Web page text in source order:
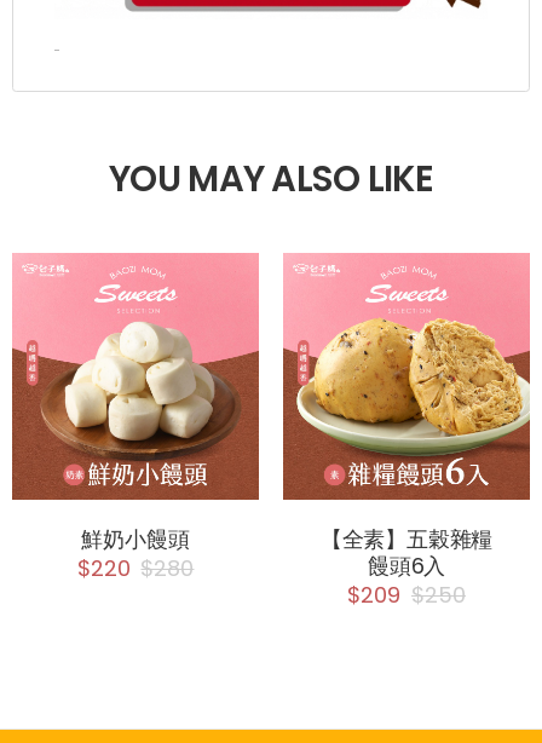
YOU MAY ALSO LIKE
鮮奶小饅頭
$220 $280
【全素】五穀雜糧
饅頭6入
$209 $250